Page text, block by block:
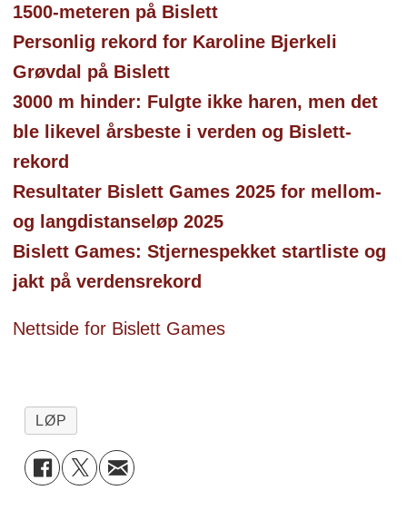
1500-meteren på Bislett
Personlig rekord for Karoline Bjerkeli
Grøvdal på Bislett
3000 m hinder: Fulgte ikke haren, men det
ble likevel årsbeste i verden og Bislett-
rekord
Resultater Bislett Games 2025 for mellom-
og langdistanseløp 2025
Bislett Games: Stjernespekket startliste og
jakt på verdensrekord
Nettside for Bislett Games
LØP